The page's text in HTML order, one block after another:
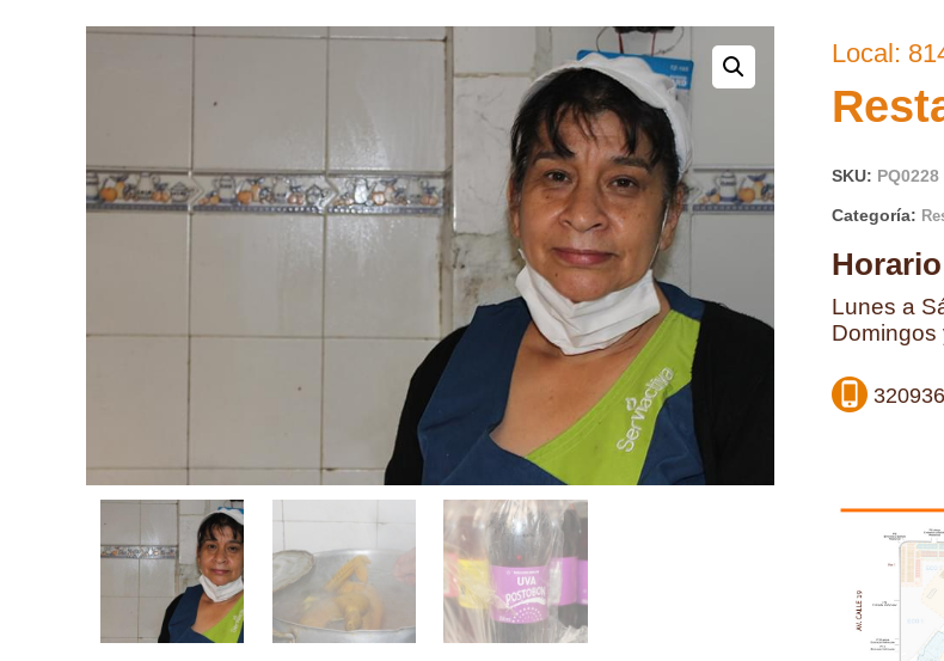
Local:
SKU: PQ0228
Categoría:
Lunes a
Domingos